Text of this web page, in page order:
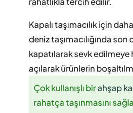
Kapalı taşımacılık için
deniz taşımacılığında
kapatılarak sevk edilmeye
açılarak ürünlerin
Çok kullanışlı birahşap
rahatça taşınmasını